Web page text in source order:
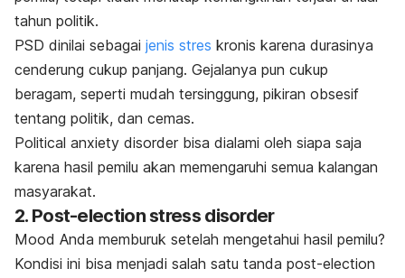
tahun politik.
PSD dinilai sebagai jenis stres kronis karena durasinya
cenderung cukup panjang. Gejalanya pun cukup
beragam, seperti mudah tersinggung, pikiran obsesif
tentang politik, dan cemas.
Political anxiety disorder bisa dialami oleh siapa saja
karena hasil pemilu akan memengaruhi semua kalangan
masyarakat.
2. Post-election stress disorder
Mood Anda memburuk setelah mengetahui hasil pemilu?
Kondisi ini bisa menjadi salah satu tanda post-election